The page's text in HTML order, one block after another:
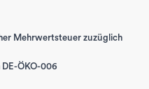
Mehrwertsteuer zuzüglich
ÖKO-006